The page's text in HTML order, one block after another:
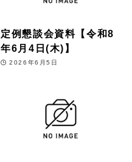
定例懇談会資料【令和8
年6月4日(木)】
2026年6月5日